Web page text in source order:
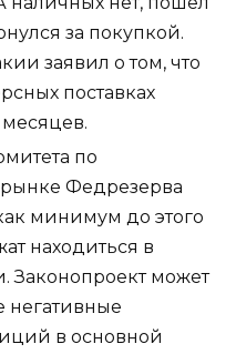
за покупкой.
заявил о том, что
поставках
по
Федрезерва
минимум до этого
находиться в
Законопроект может
негативные
в основной